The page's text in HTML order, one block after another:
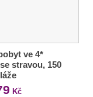
ve 4*
stravou, 150
Kč